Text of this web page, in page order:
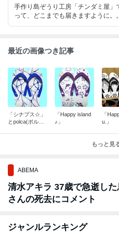
手作り島ぞうり工房「チンダミ屋
って、どこまでも届きますように。
最近の画像つき記事
「シナプス☆」
とpolca(ポルカ)
「Happy island
♪」
「
u.」
もっと見
ABEMA
清水アキラ 37歳で急逝し
さんの死去にコメント
ジャンルランキング